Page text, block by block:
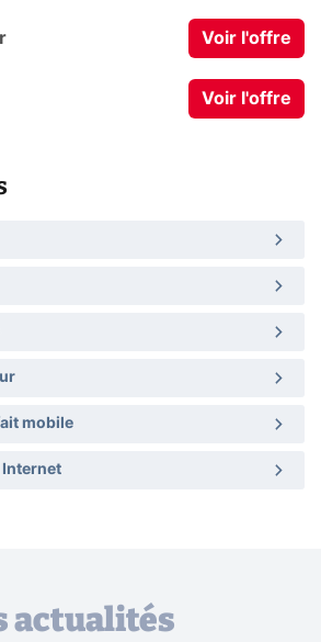
Voir l'offre
Voir l'offre
mobile
Internet
actualités